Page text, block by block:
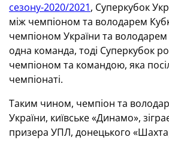
сезону-2020/2021, Суперкубок
між чемпіоном та володарем
чемпіоном України та володарем
одна команда, тоді Суперкубок
чемпіоном та командою, яка
чемпіонаті.
Таким чином, чемпіон та
України, київське «Динамо»,
призера УПЛ, донецького